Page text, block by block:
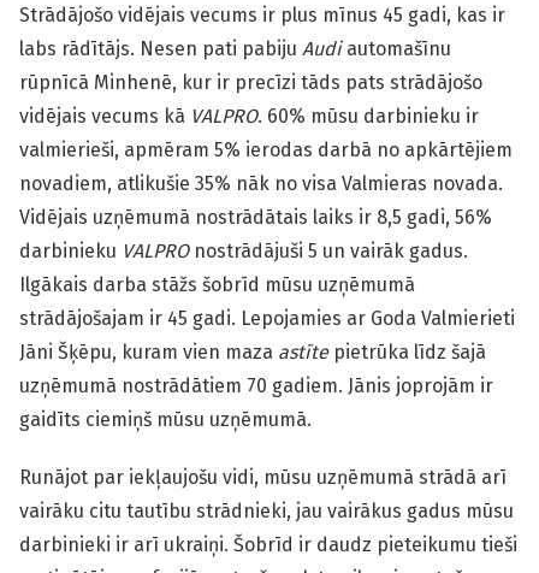
Strādājošo vidējais vecums ir plus mīnus 45 gadi, kas ir
labs rādītājs. Nesen pati pabiju Audiautomašīnu
rūpnīcā Minhenē, kur ir precīzi tāds pats strādājošo
vidējais vecums kā VALPRO. 60% mūsu darbinieku ir
valmierieši, apmēram 5% ierodas darbā no apkārtējiem
novadiem, atlikušie 35% nāk no visa Valmieras novada.
Vidējais uzņēmumā nostrādātais laiks ir 8,5 gadi, 56%
darbinieku VALPROnostrādājuši 5 un vairāk gadus.
Ilgākais darba stāžs šobrīd mūsu uzņēmumā
strādājošajam ir 45 gadi. Lepojamies ar Goda Valmierieti
Jāni Šķēpu, kuram vien maza astītepietrūka līdz šajā
uzņēmumā nostrādātiem 70 gadiem. Jānis joprojām ir
gaidīts ciemiņš mūsu uzņēmumā.
Runājot par iekļaujošu vidi, mūsu uzņēmumā strādā arī
vairāku citu tautību strādnieki, jau vairākus gadus mūsu
darbinieki ir arī ukraiņi. Šobrīd ir daudz pieteikumu tieši